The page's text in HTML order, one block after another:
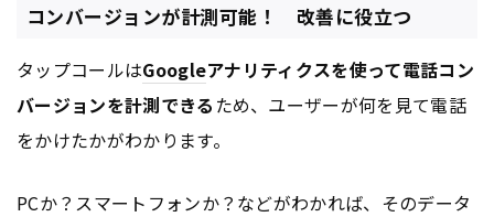
コンバージョンが計測可能！ 改善に役立つ
タップコールはGoogleアナリティクスを使って電話コン
バージョンを計測できる ため、ユーザーが何を見て電話
をかけたかがわかります。
PCか？スマートフォンか？などがわかれば、そのデータ